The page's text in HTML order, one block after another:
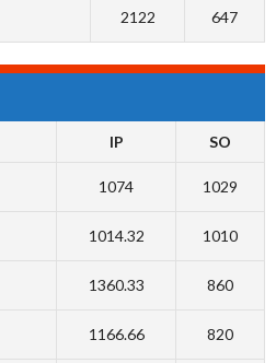
2122 647
IP SO
1074 1029
1014.32 1010
1360.33 860
1166.66 820